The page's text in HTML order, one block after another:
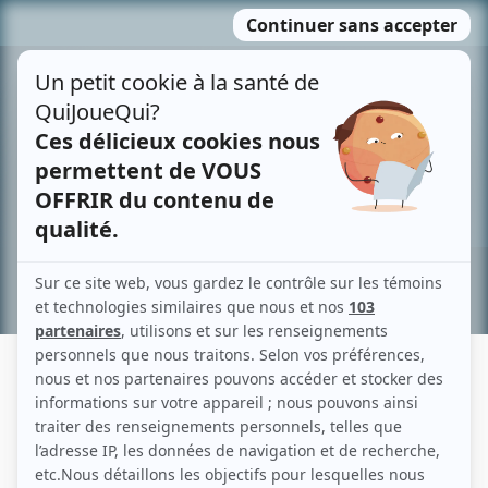
MENU
contenu
Recherche avancée »
ANTHONY COURCY
Liens
Fiche de Anthony Courcy sur Showbizz.net